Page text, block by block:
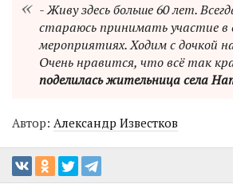
- Живу здесь больше 60 лет.
стараюсь принимать участие в
мероприятиях. Ходим с дочкой
Очень нравится, что всё так
поделилась жительница села
Автор: Александр Известков